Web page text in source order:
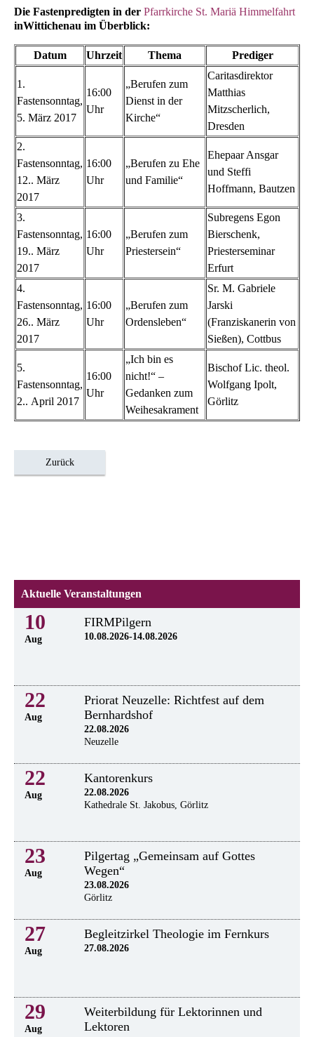
Die Fastenpredigten in der Pfarrkirche St. Mariä Himmelfahrt
inWittichenau im Überblick:
Datum Uhrzeit Thema Prediger
1.
Fastensonntag,
5. März 2017
16:00
Uhr
„Berufen zum
Dienst in der
Kirche“
Caritasdirektor
Matthias
Mitzscherlich,
Dresden
2.
Fastensonntag,
12.. März
2017
16:00
Uhr
„Berufen zu Ehe
und Familie“
Ehepaar Ansgar
und Steffi
Hoffmann, Bautzen
3.
Fastensonntag,
19.. März
2017
16:00
Uhr
„Berufen zum
Priestersein“
Subregens Egon
Bierschenk,
Priesterseminar
Erfurt
4.
Fastensonntag,
26.. März
2017
16:00
Uhr
„Berufen zum
Ordensleben“
Sr. M. Gabriele
Jarski
(Franziskanerin von
Sießen), Cottbus
5.
Fastensonntag,
2.. April 2017
16:00
Uhr
„Ich bin es
nicht!“ –
Gedanken zum
Weihesakrament
Bischof Lic. theol.
Wolfgang Ipolt,
Görlitz
Zurück
Aktuelle Veranstaltungen
10
Aug
FIRMPilgern
10.08.2026-14.08.2026
22
Aug
Priorat Neuzelle: Richtfest auf dem
Bernhardshof
22.08.2026
Neuzelle
22
Aug
Kantorenkurs
22.08.2026
Kathedrale St. Jakobus, Görlitz
23
Aug
Pilgertag „Gemeinsam auf Gottes
Wegen“
23.08.2026
Görlitz
27
Aug
Begleitzirkel Theologie im Fernkurs
27.08.2026
29
Aug
Weiterbildung für Lektorinnen und
Lektoren